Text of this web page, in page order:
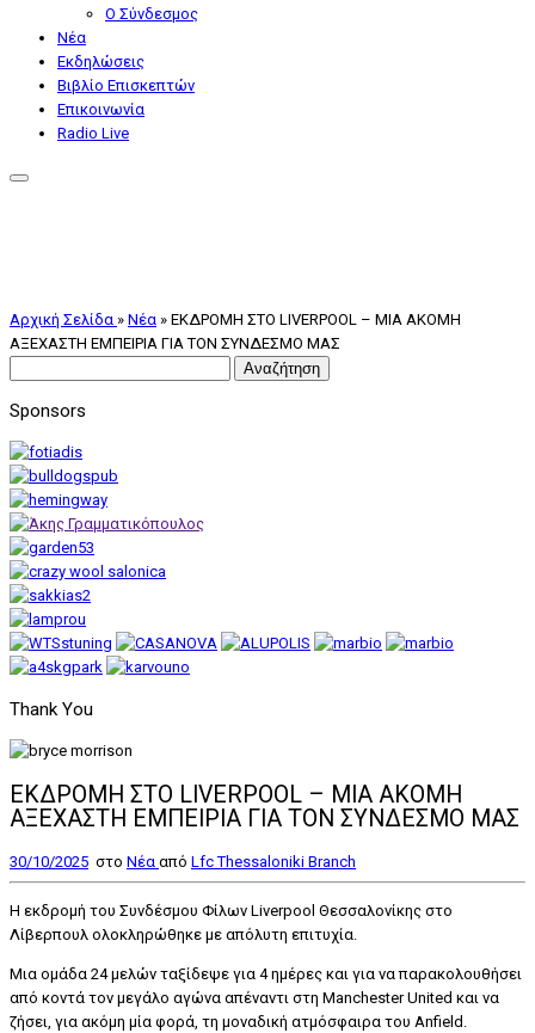
Ο Σύνδεσμος
Nέα
Εκδηλώσεις
Βιβλίο Επισκεπτών
Επικοινωνία
Radio Live
Αρχική Σελίδα » Nέα » ΕΚΔΡΟΜΗ ΣΤΟ LIVERPOOL – ΜΙΑ ΑΚΟΜΗ
ΑΞΕΧΑΣΤΗ ΕΜΠΕΙΡΙΑ ΓΙΑ ΤΟΝ ΣΥΝΔΕΣΜΟ ΜΑΣ
Sponsors
Thank You
ΕΚΔΡΟΜΗ ΣΤΟ LIVERPOOL – ΜΙΑ ΑΚΟΜΗ
ΑΞΕΧΑΣΤΗ ΕΜΠΕΙΡΙΑ ΓΙΑ ΤΟΝ ΣΥΝΔΕΣΜΟ ΜΑΣ
30/10/2025 στο Nέα από Lfc Thessaloniki Branch
Η εκδρομή του Συνδέσμου Φίλων Liverpool Θεσσαλονίκης στο
Λίβερπουλ ολοκληρώθηκε με απόλυτη επιτυχία.
Μια ομάδα 24 μελών ταξίδεψε για 4 ημέρες και για να παρακολουθήσει
από κοντά τον μεγάλο αγώνα απέναντι στη Manchester United και να
ζήσει, για ακόμη μία φορά, τη μοναδική ατμόσφαιρα του Anfield.